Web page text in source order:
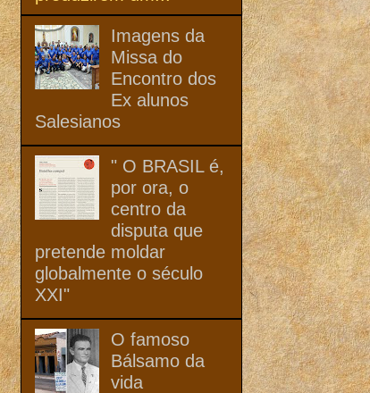
Imagens da
Missa do
Encontro dos
Ex alunos
Salesianos
" O BRASIL é,
por ora, o
centro da
disputa que
pretende moldar
globalmente o século
XXI"
O famoso
Bálsamo da
vida